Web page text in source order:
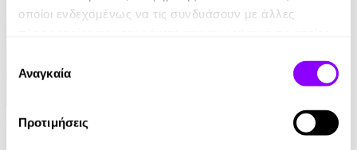
οποίοι ενδεχομένως να τις συνδυάσουν με άλλες
των υπηρεσιών τους.
συγκατάθεσης
Αναγκαία
Προτιμήσεις
Audiobook • 1 Credit